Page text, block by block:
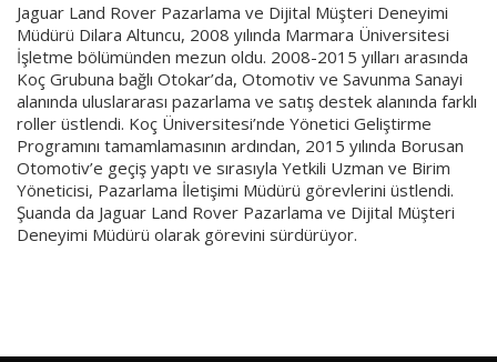
Jaguar Land Rover Pazarlama ve Dijital Müşteri Deneyimi
Müdürü Dilara Altuncu, 2008 yılında Marmara Üniversitesi
İşletme bölümünden mezun oldu. 2008-2015 yılları arasında
Koç Grubuna bağlı Otokar’da, Otomotiv ve Savunma Sanayi
alanında uluslararası pazarlama ve satış destek alanında farklı
roller üstlendi. Koç Üniversitesi’nde Yönetici Geliştirme
Programını tamamlamasının ardından, 2015 yılında Borusan
Otomotiv’e geçiş yaptı ve sırasıyla Yetkili Uzman ve Birim
Yöneticisi, Pazarlama İletişimi Müdürü görevlerini üstlendi.
Şuanda da Jaguar Land Rover Pazarlama ve Dijital Müşteri
Deneyimi Müdürü olarak görevini sürdürüyor.